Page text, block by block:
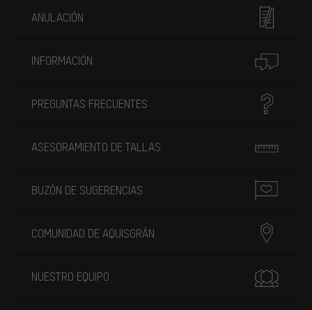
ANULACIÓN
INFORMACIÓN
PREGUNTAS FRECUENTES
ASESORAMIENTO DE TALLAS
BUZÓN DE SUGERENCIAS
COMUNIDAD DE AQUISGRÁN
NUESTRO EQUIPO